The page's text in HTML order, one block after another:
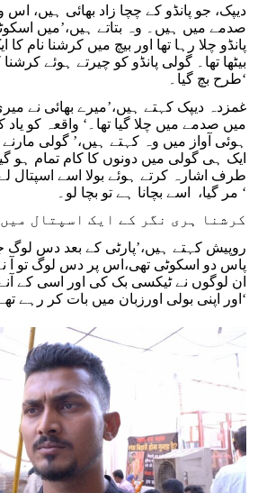
دیپک، جو پانڈو کے چچا زاد بھائی ہیں،
صدمے میں ہیں۔ وہ بتاتے ہیں،’میں اسکوٹی
پانڈو چلا رہا تھا اور بیچ میں کرشنا نام
بیٹھا تھا۔ گولی پانڈو کو چیرتے ہوئے
طرح بچ گیا۔‘
غمزدہ دیپک کہتے ہیں،’میرے بھائی نے
میں صدمے میں چلا گیا تھا۔‘ واقعہ کو
ہوئی آواز میں وہ کہتے ہیں،’ گولی
ایک ہی گولی میں دونوں کا کام تمام ہو
طرف اشارہ کرتے ہوئے بولا اسے اسپتال
مر گیا، اسے بچانا ہے تو بچا لو۔ ‘
کرشنا ہری نگر کے ایک اسپتال میں
روپیش کہتے ہیں،’پارٹی کے بعد دس لوگ
پاس دو اسکوٹی تھی،اس پر دس لوگ تو آ
ان لوگوں نے ٹیکسی بک کی اور اسی کے
اور اپنی بولی اورزبان میں بات کر رہے تھے۔‘